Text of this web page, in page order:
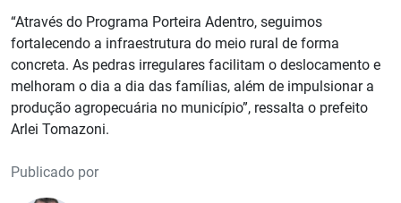
“Através do Programa Porteira Adentro, seguimos
fortalecendo a infraestrutura do meio rural de forma
concreta. As pedras irregulares facilitam o deslocamento e
melhoram o dia a dia das famílias, além de impulsionar a
produção agropecuária no município”, ressalta o prefeito
Arlei Tomazoni.
Publicado por